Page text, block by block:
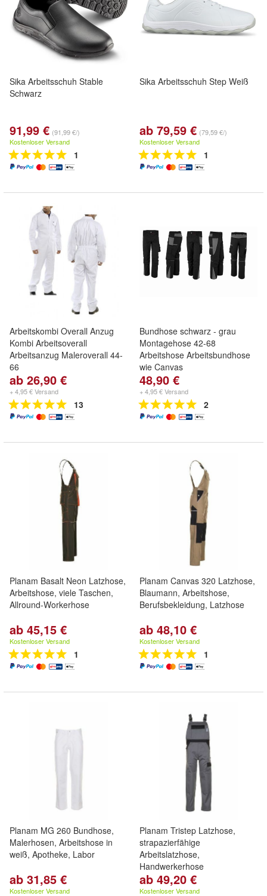
Sika Arbeitsschuh Stable
Schwarz
91,99 € (91,99 €/)
Kostenloser Versand
1
Sika Arbeitsschuh Step Weiß
ab 79,59 € (79,59 €/)
Kostenloser Versand
1
Arbeitskombi Overall Anzug
Kombi Arbeitsoverall
Arbeitsanzug Maleroverall 44-
66
ab 26,90 €
+ 4,95 € Versand
13
Bundhose schwarz - grau
Montagehose 42-68
Arbeitshose Arbeitsbundhose
wie Canvas
48,90 €
+ 4,95 € Versand
2
Planam Basalt Neon Latzhose,
Arbeitshose, viele Taschen,
Allround-Workerhose
ab 45,15 €
Kostenloser Versand
1
Planam Canvas 320 Latzhose,
Blaumann, Arbeitshose,
Berufsbekleidung, Latzhose
ab 48,10 €
Kostenloser Versand
1
Planam MG 260 Bundhose,
Malerhosen, Arbeitshose in
weiß, Apotheke, Labor
ab 31,85 €
Kostenloser Versand
Planam Tristep Latzhose,
strapazierfähige
Arbeitslatzhose,
Handwerkerhose
ab 49,20 €
Kostenloser Versand